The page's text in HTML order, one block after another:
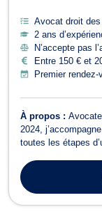
Avocat droit
2 ans
N’accepte pas
Entre 150 € et
Premier
À propos :
2024,
toutes les étapes
cours (instruction,
Grâce à mes